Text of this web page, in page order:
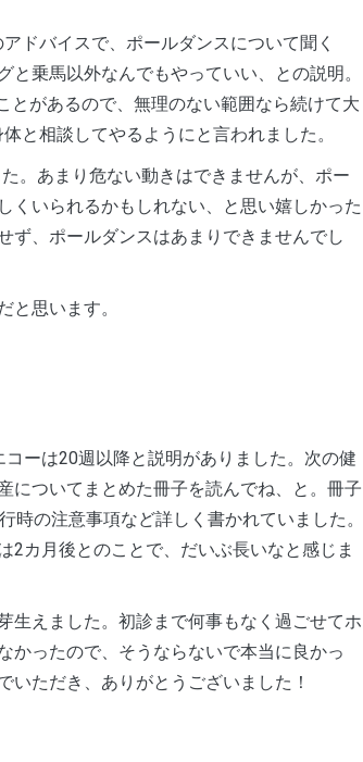
ドバイスで、ポールダンスについて聞く
乗馬以外なんでもやっていい、との説明。
があるので、無理のない範囲なら続けて大
と相談してやるようにと言われました。
くいられるかもしれない、と思い嬉しかった
ず、ポールダンスはあまりできませんでし
と思います。
についてまとめた冊子を読んでね、と。冊子
の注意事項など詳しく書かれていました。
2カ月後とのことで、だいぶ長いなと感じま
かったので、そうならないで本当に良かっ
ただき、ありがとうございました！